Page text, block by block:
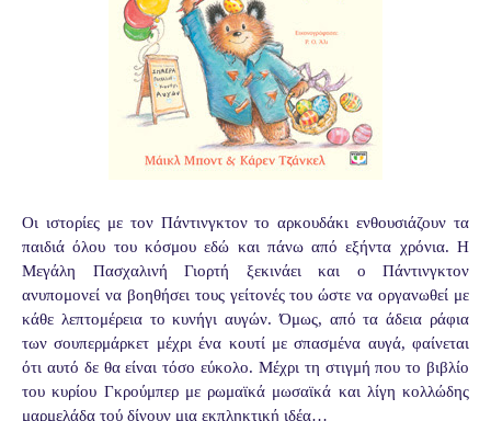
Οι ιστορίες με τον Πάντινγκτον το αρκουδάκι ενθουσιάζουν τα
παιδιά όλου του κόσμου εδώ και πάνω από εξήντα χρόνια. Η
Μεγάλη Πασχαλινή Γιορτή ξεκινάει και ο Πάντινγκτον
ανυπομονεί να βοηθήσει τους γείτονές του ώστε να οργανωθεί με
κάθε λεπτομέρεια το κυνήγι αυγών. Όμως, από τα άδεια ράφια
των σουπερμάρκετ μέχρι ένα κουτί με σπασμένα αυγά, φαίνεται
ότι αυτό δε θα είναι τόσο εύκολο. Μέχρι τη στιγμή που το βιβλίο
του κυρίου Γκρούμπερ με ρωμαϊκά μωσαϊκά και λίγη κολλώδης
μαρμελάδα τού δίνουν μια εκπληκτική ιδέα…